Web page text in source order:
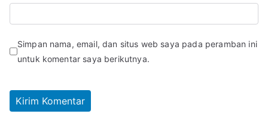
Simpan nama, email, dan situs web saya pada peramban ini
untuk komentar saya berikutnya.